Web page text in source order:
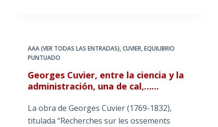
AAA (VER TODAS LAS ENTRADAS),CUVIER,EQUILIBRIO
PUNTUADO
Georges Cuvier, entre la ciencia y la
administración, una de cal,……
La obra de Georges Cuvier (1769-1832),
titulada “Recherches sur les ossements